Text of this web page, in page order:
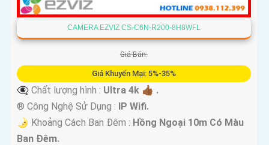
CAMERA EZVIZ CS-C6N-R200-8H8WFL
Giá Bán:
Giá Khuyến Mại: 5%-35%
👁️‍🗨 Chất lượng hình : Ultra 4k 👍🏾 .
®️ Công Nghệ Sử Dụng : IP Wifi.
🌛 Khoảng Cách Ban Đêm : Hồng Ngoại 10m Có Màu
Ban Ðêm.